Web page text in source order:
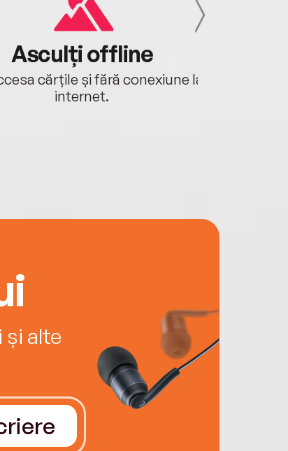
Asculți offline
cărțile și fără conexiune la
internet.
alte